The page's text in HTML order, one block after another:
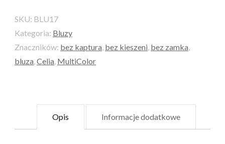
SKU: BLU17
Kategoria: Bluzy
Znaczników: bez kaptura, bez kieszeni, bez zamka,
bluza,Celia, MultiColor
Opis Informacje dodatkowe